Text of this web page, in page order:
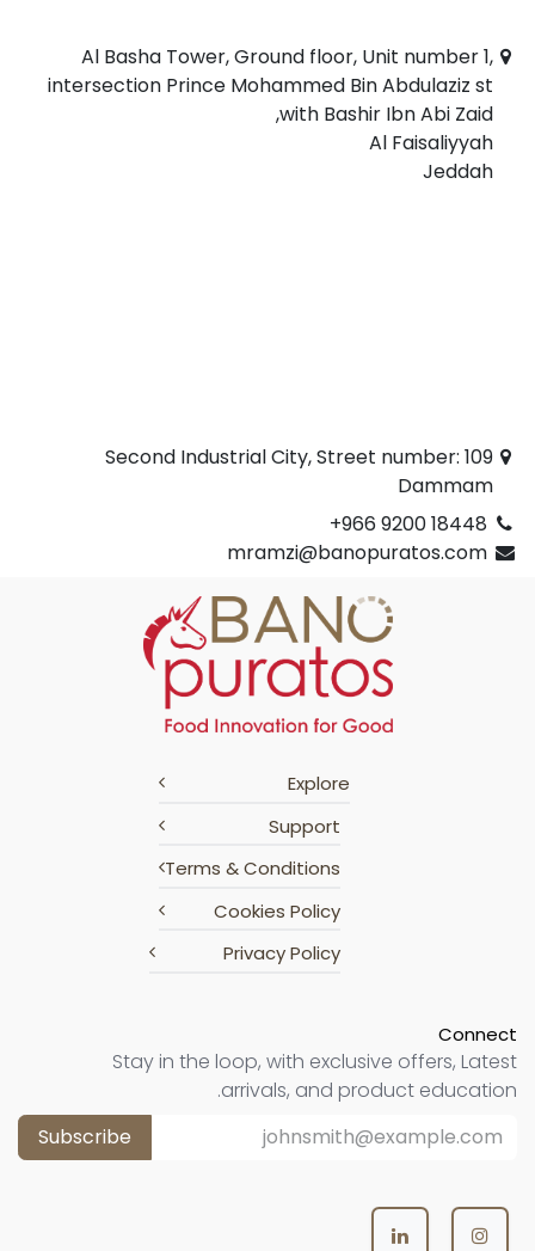
Al Basha Tower, Ground floor, Unit number 1,
intersection Prince Mohammed Bin Abdulaziz st
with Bashir Ibn Abi Zaid,
Al Faisaliyyah
Jeddah
Second Industrial City, Street number: 109
Dammam
+966 9200 18448
mramzi@banopuratos.com
Explore
Support
Terms & Conditions
Cookies Policy
Privacy Policy
Connect
Stay in the loop, with exclusive offers, Latest
arrivals, and product education.
Subscribe